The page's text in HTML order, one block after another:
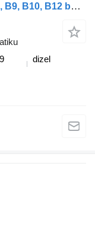
Haldex 90549 90548 za Volvo B6, B7, B9, B10, B12 bus (1978-2011) autobusa
dizel